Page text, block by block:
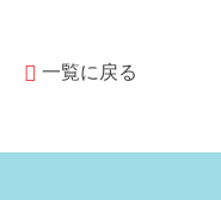
一覧に戻る